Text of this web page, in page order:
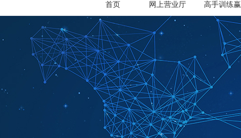
首页 网上营业厅 高手训练赢